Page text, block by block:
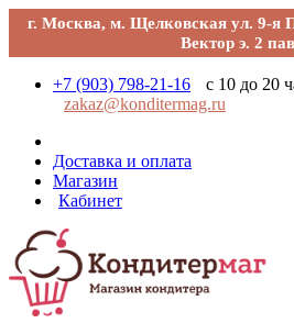
г. Москва, м. Щелковская ул. 9-я
Вектор э. 2
+7 (903) 798-21-16
с 10 до 20
zakaz@konditermag.ru
Доставка и оплата
Магазин
Кабинет